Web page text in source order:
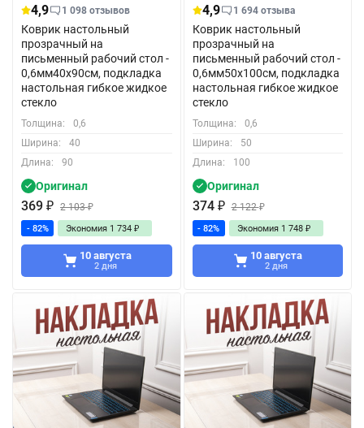
4,9 1 098 отзывов
Коврик настольный
прозрачный на
письменный рабочий стол -
0,6мм40x90см, подкладка
настольная гибкое жидкое
стекло
Толщина:
0,6
Ширина:
40
Длина:
90
Оригинал
369 ₽ 2 103₽
- 82% Экономия 1 734 ₽
10 августа
2 дня
4,9 1 694 отзыва
Коврик настольный
прозрачный на
письменный рабочий стол -
0,6мм50x100см, подкладка
настольная гибкое жидкое
стекло
Толщина:
0,6
Ширина:
50
Длина:
100
Оригинал
374 ₽ 2 122₽
- 82% Экономия 1 748 ₽
10 августа
2 дня